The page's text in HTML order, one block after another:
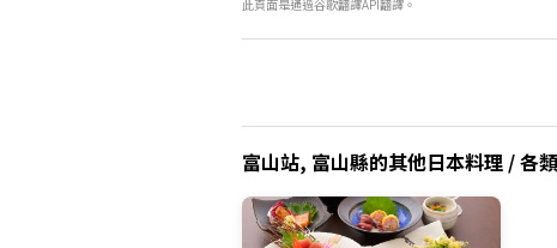
此頁面是通過谷歌翻譯API翻譯。
富山站, 富山縣的其他日本料理 / 各